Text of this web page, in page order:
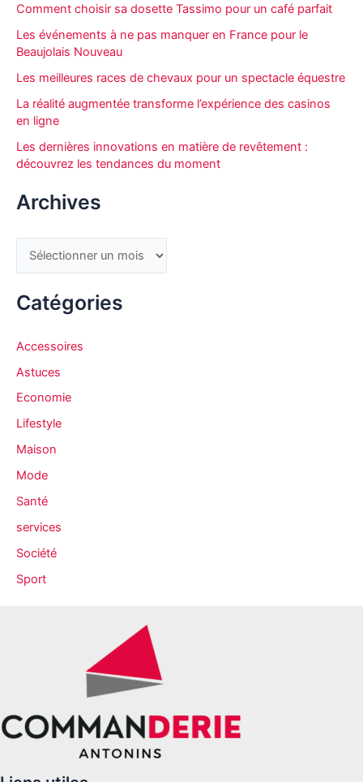
c
h
r
:
Comment choisir sa dosette Tassimo pour un café parfait
Les événements à ne pas manquer en France pour le
Beaujolais Nouveau
Les meilleures races de chevaux pour un spectacle équestre
La réalité augmentée transforme l’expérience des casinos
en ligne
Les dernières innovations en matière de revêtement :
découvrez les tendances du moment
Archives
r
c
v
e
Catégories
Accessoires
Astuces
Economie
Lifestyle
Maison
Mode
Santé
services
Société
Sport